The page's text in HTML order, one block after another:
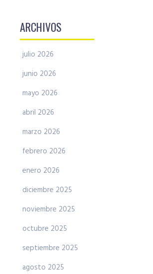
ARCHIVOS
julio 2026
junio 2026
mayo 2026
abril 2026
marzo 2026
febrero 2026
enero 2026
diciembre 2025
noviembre 2025
octubre 2025
septiembre 2025
agosto 2025